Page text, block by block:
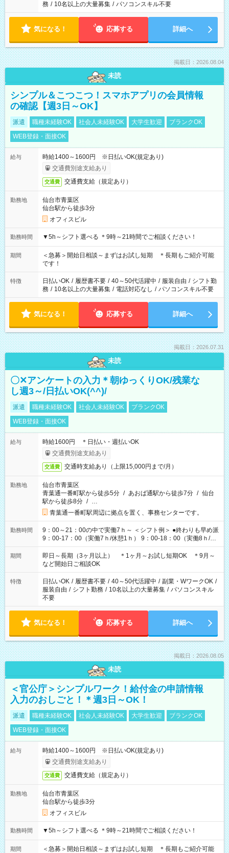
務 / 10名以上の大量募集 / パソコンスキル不要
気になる！ 応募する 詳細へ
掲載日：2026.08.04
未読
シンプル＆こつこつ！スマホアプリの会員情報
の確認【週3日～OK】
派遣 職種未経験OK 社会人未経験OK 大学生歓迎
ブランクOK
WEB登録・面接OK
給与
時給1400～1600円 ※日払いOK(規定あり)
交通費別途支給あり
交通費 交通費支給（規定あり）
勤務地
仙台市青葉区
仙台駅から徒歩3分
オフィスビル
勤務時間 ▼5h～シフト選べる ＊9時～21時間でご相談ください！
期間
＜急募＞開始日相談～まずはお試し短期 ＊長期もご紹介可能
です！
特徴 日払いOK / 履歴書不要 / 40～50代活躍中 / 服装自由 / シフト勤
務 / 10名以上の大量募集 / 電話対応なし / パソコンスキル不要
気になる！ 応募する 詳細へ
掲載日：2026.07.31
未読
〇✕アンケートの入力＊朝ゆっくりOK/残業な
し週3～/日払いOK(^^)/
派遣 職種未経験OK 社会人未経験OK
ブランクOK
WEB登録・面接OK
給与
時給1600円 ＊日払い・週払いOK
交通費別途支給あり
交通費 交通時支給あり（上限15,000円まで/月）
勤務地
仙台市青葉区
青葉通一番町駅から徒歩5分 / あおば通駅から徒歩7分 / 仙台
駅から徒歩8分 / …
青葉通一番町駅周辺に拠点を置く、事務センターです。
勤務時間
9：00～21：00の中で実働7ｈ～ ＜シフト例＞ ●終わりも早め派
9：00-17：00（実働7ｈ/休憩1ｈ） 9：00-18：00（実働8ｈ/休
憩1ｈ） 10：00-19：00（実働8ｈ/休憩1ｈ） ●朝ゆっくり派
11：00-20：00（実働8ｈ/休憩1ｈ） 12：00-20：00（実働7ｈ/
休憩1ｈ） 12：00-21：00（実働8ｈ/休憩1ｈ） 13：00-22：
00（実働8ｈ/休憩1ｈ） ＊時間帯固定OK
期間
即日～長期（3ヶ月以上） ＊1ヶ月～お試し短期OK ＊9月～
など開始日ご相談OK
特徴 日払いOK / 履歴書不要 / 40～50代活躍中 / 副業・WワークOK /
服装自由 / シフト勤務 / 10名以上の大量募集 / パソコンスキル
不要
気になる！ 応募する 詳細へ
掲載日：2026.08.05
未読
＜官公庁＞シンプルワーク！給付金の申請情報
入力のおしごと！＊週3日～OK！
派遣 職種未経験OK 社会人未経験OK 大学生歓迎
ブランクOK
WEB登録・面接OK
給与
時給1400～1600円 ※日払いOK(規定あり)
交通費別途支給あり
交通費 交通費支給（規定あり）
勤務地
仙台市青葉区
仙台駅から徒歩3分
オフィスビル
勤務時間 ▼5h～シフト選べる ＊9時～21時間でご相談ください！
期間
＜急募＞開始日相談～まずはお試し短期 ＊長期もご紹介可能